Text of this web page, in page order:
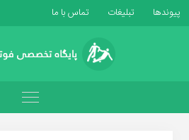
پیوندها تبلیغات تماس با ما